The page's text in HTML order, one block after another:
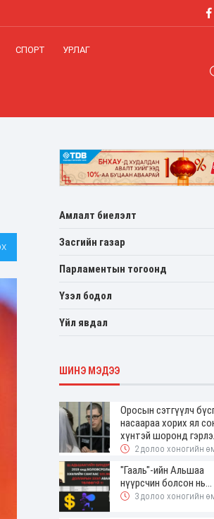
СПОРТ УРЛАГ
Амлалт биелэлт
Засгийн газар
Парламентын тогоонд
Үзэл бодол
Үйл явдал
ШИНЭ МЭДЭЭ
Оросын сэтгүүлч
насаараа хорих ял
хүнтэй шоронд
2 долоо хоногийн
"Гааль"-ийн Альшаа
нүүрсчин болсон нь...
3 долоо хоногийн